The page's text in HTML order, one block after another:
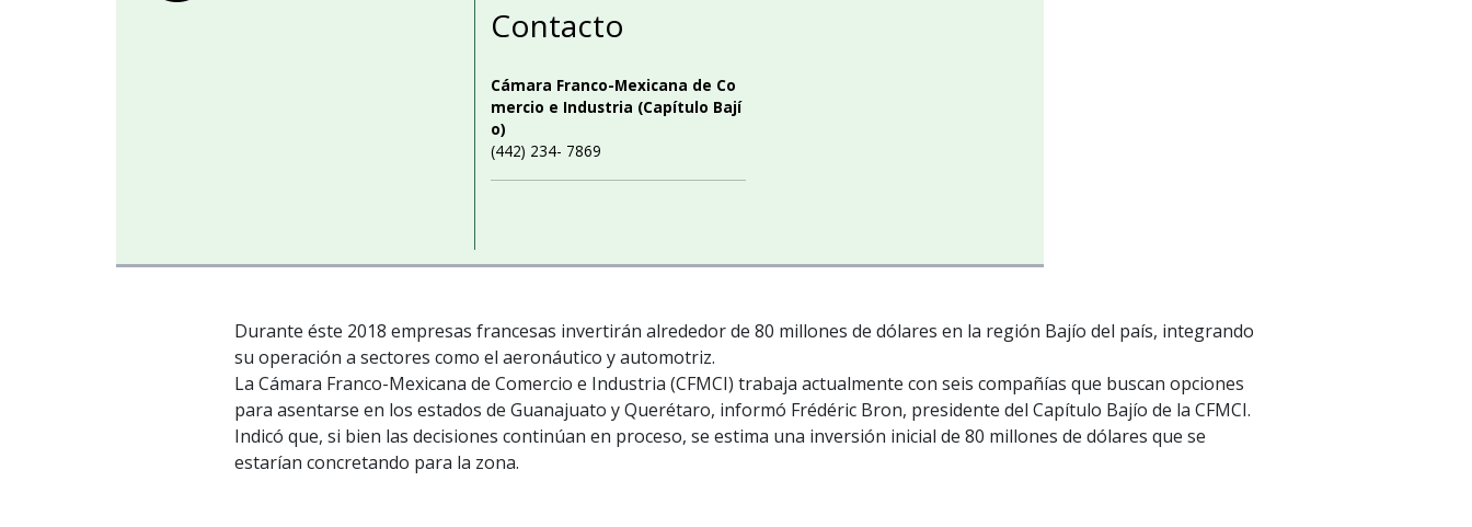
Contacto
Cámara Franco-Mexicana de Co
mercio e Industria (Capítulo Bají
o)
(442) 234- 7869
Durante éste 2018 empresas francesas invertirán alrededor de 80 millones de dólares en la región Bajío del país, integrando
su operación a sectores como el aeronáutico y automotriz.
La Cámara Franco-Mexicana de Comercio e Industria (CFMCI) trabaja actualmente con seis compañías que buscan opciones
para asentarse en los estados de Guanajuato y Querétaro, informó Frédéric Bron, presidente del Capítulo Bajío de la CFMCI.
Indicó que, si bien las decisiones continúan en proceso, se estima una inversión inicial de 80 millones de dólares que se
estarían concretando para la zona.